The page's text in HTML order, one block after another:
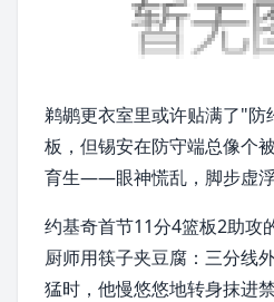
鹈鹕更衣室里或许贴满了"防
板，但锡安在防守端总像个
育生——眼神慌乱，脚步虚浮
约基奇首节11分4篮板2助攻
厨师用筷子夹豆腐：三分线
猛时，他慢悠悠地转身抹进